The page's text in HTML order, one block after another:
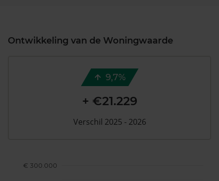
Ontwikkeling van de Woningwaarde
€ 300.000
9,7%
+ €21.229
Verschil 2025 - 2026